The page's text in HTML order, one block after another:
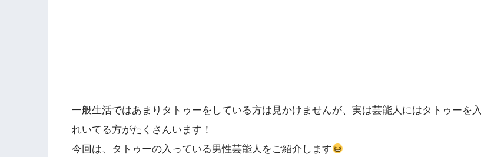
一般生活ではあまりタトゥーをしている方は見かけませんが、実は芸能人にはタトゥーを入
れいてる方がたくさんいます！
今回は、タトゥーの入っている男性芸能人をご紹介します